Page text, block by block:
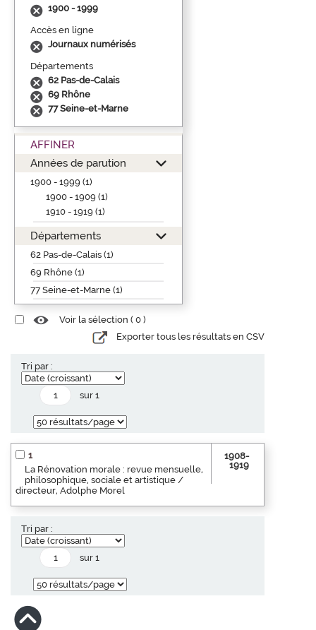
1900 - 1999
Accès en ligne
Journaux numérisés
Départements
62 Pas-de-Calais
69 Rhône
77 Seine-et-Marne
AFFINER
Années de parution
1900 - 1999 (1)
1900 - 1909 (1)
1910 - 1919 (1)
Départements
62 Pas-de-Calais (1)
69 Rhône (1)
77 Seine-et-Marne (1)
Voir la sélection ( 0 )
Exporter tous les résultats en CSV
Tri par :
sur 1
1
La Rénovation morale : revue mensuelle,
philosophique, sociale et artistique /
directeur, Adolphe Morel
1908-
1919
Tri par :
sur 1